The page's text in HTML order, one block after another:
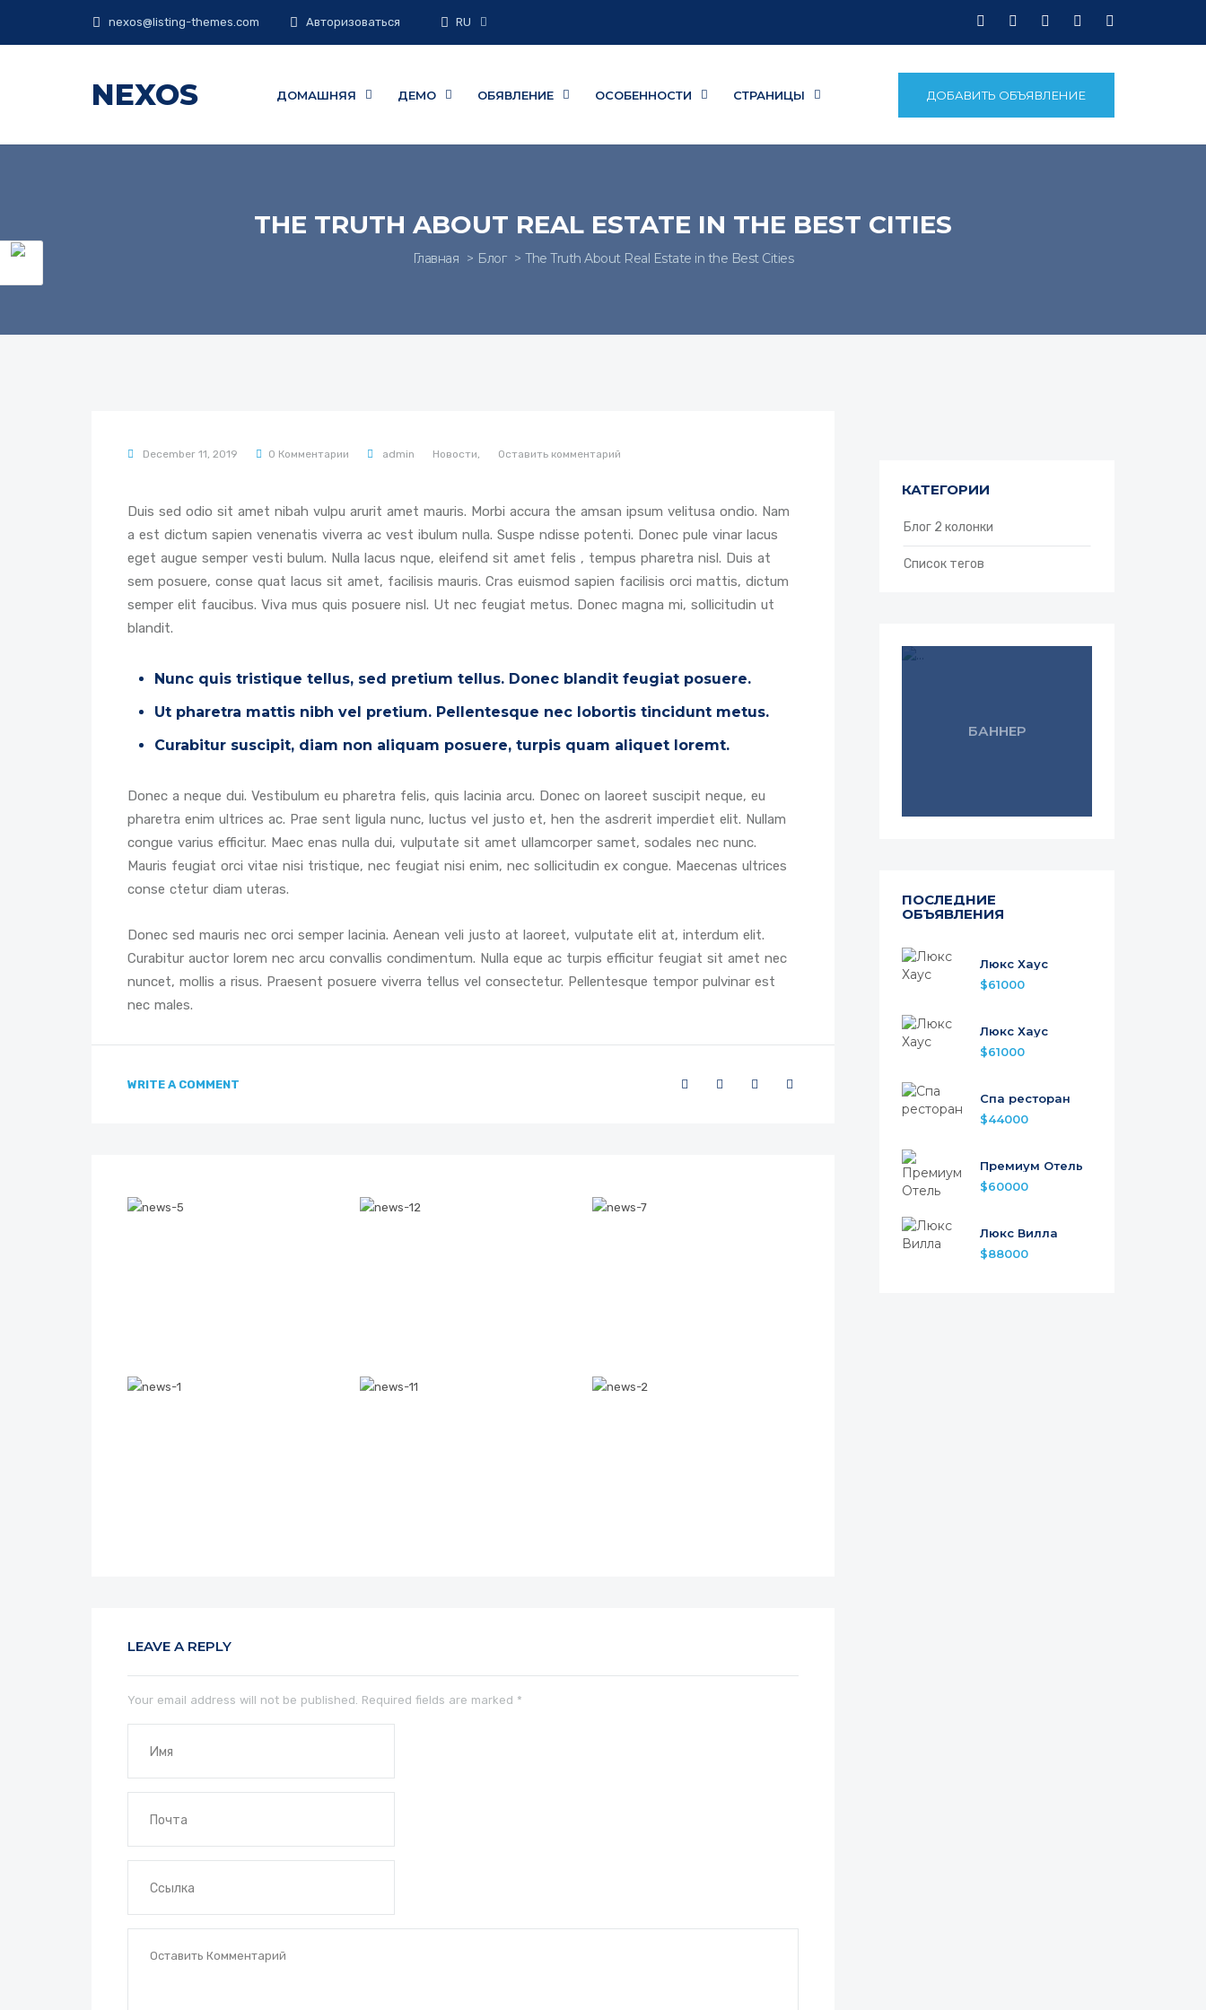
nexos@listing-themes.com Авторизоваться RU
NEXOS ДОБАВИТЬ ОБЪЯВЛЕНИЕ
ДОМАШНЯЯ ДЕМО ОБЯВЛЕНИЕ ОСОБЕННОСТИ СТРАНИЦЫ
THE TRUTH ABOUT REAL ESTATE IN THE BEST CITIES
Главная Блог The Truth About Real Estate in the Best Cities
December 11, 2019 0 Комментарии admin Новости, Оставить комментарий
Duis sed odio sit amet nibah vulpu arurit amet mauris. Morbi accura the amsan ipsum velitusa ondio. Nam
a est dictum sapien venenatis viverra ac vest ibulum nulla. Suspe ndisse potenti. Donec pule vinar lacus
eget augue semper vesti bulum. Nulla lacus nque, eleifend sit amet felis , tempus pharetra nisl. Duis at
sem posuere, conse quat lacus sit amet, facilisis mauris. Cras euismod sapien facilisis orci mattis, dictum
semper elit faucibus. Viva mus quis posuere nisl. Ut nec feugiat metus. Donec magna mi, sollicitudin ut
blandit.
Nunc quis tristique tellus, sed pretium tellus. Donec blandit feugiat posuere.
Ut pharetra mattis nibh vel pretium. Pellentesque nec lobortis tincidunt metus.
Curabitur suscipit, diam non aliquam posuere, turpis quam aliquet loremt.
Donec a neque dui. Vestibulum eu pharetra felis, quis lacinia arcu. Donec on laoreet suscipit neque, eu
pharetra enim ultrices ac. Prae sent ligula nunc, luctus vel justo et, hen the asdrerit imperdiet elit. Nullam
congue varius efficitur. Maec enas nulla dui, vulputate sit amet ullamcorper samet, sodales nec nunc.
Mauris feugiat orci vitae nisi tristique, nec feugiat nisi enim, nec sollicitudin ex congue. Maecenas ultrices
conse ctetur diam uteras.
Donec sed mauris nec orci semper lacinia. Aenean veli justo at laoreet, vulputate elit at, interdum elit.
Curabitur auctor lorem nec arcu convallis condimentum. Nulla eque ac turpis efficitur feugiat sit amet nec
nuncet, mollis a risus. Praesent posuere viverra tellus vel consectetur. Pellentesque tempor pulvinar est
nec males.
WRITE A COMMENT
LEAVE A REPLY
Your email address will not be published. Required fields are marked *
КАТЕГОРИИ
Блог 2 колонки
Список тегов
БАННЕР
ПОСЛЕДНИЕ
ОБЪЯВЛЕНИЯ
Люкс Хаус
$61000
Люкс Хаус
$61000
Спа ресторан
$44000
Премиум Отель
$60000
Люкс Вилла
$88000